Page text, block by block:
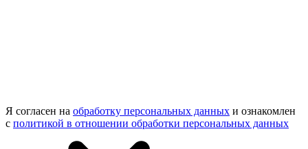
Я согласен на обработку персональных данных и ознакомлен
с политикой в отношении обработки персональных данных